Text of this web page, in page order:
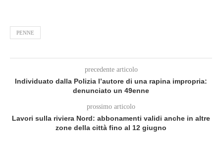
PENNE
precedente articolo
Individuato dalla Polizia l’autore di una rapina impropria:
denunciato un 49enne
prossimo articolo
Lavori sulla riviera Nord: abbonamenti validi anche in altre
zone della città fino al 12 giugno